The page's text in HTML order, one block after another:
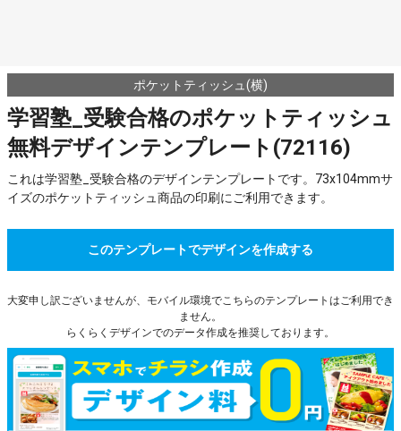
ポケットティッシュ(横)
学習塾_受験合格のポケットティッシュ
無料デザインテンプレート(72116)
これは学習塾_受験合格のデザインテンプレートです。73x104mmサ
イズのポケットティッシュ商品の印刷にご利用できます。
このテンプレートでデザインを作成する
大変申し訳ございませんが、モバイル環境でこちらのテンプレートはご利用でき
ません。
らくらくデザインでのデータ作成を推奨しております。